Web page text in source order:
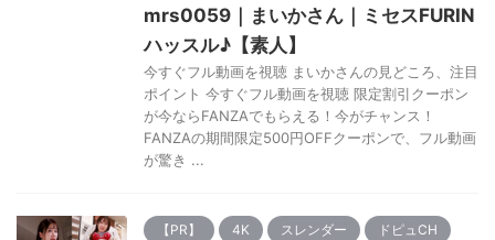
mrs0059｜まいかさん｜ミセスFURIN
ハッスル♪【素人】
今すぐフル動画を視聴 まいかさんの見どころ、注目
ポイント 今すぐフル動画を視聴 限定割引クーポン
が今ならFANZAでもらえる！今がチャンス！
FANZAの期間限定500円OFFクーポンで、フル動画
が驚き ...
【PR】 4K スレンダー ドピュCH